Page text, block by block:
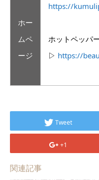
ホー
ムペ
ージ
https://
ホットペッパ
▷ https://
Tweet
+1
関連記事